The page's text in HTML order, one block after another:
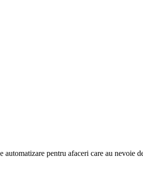
pentru afaceri care au nevoie